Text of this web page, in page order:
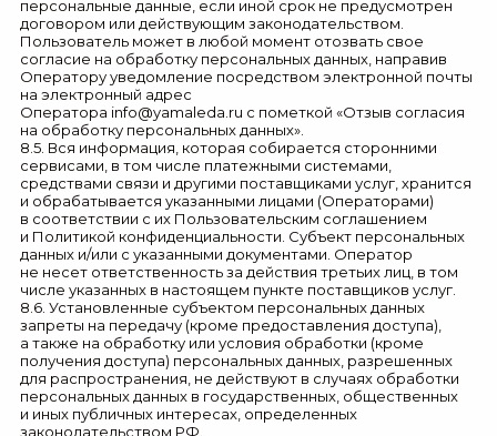
персональные данные, если иной срок не предусмотрен
договором или действующим законодательством.
Пользователь может в любой момент отозвать свое
согласие на обработку персональных данных, направив
Оператору уведомление посредством электронной почты
на электронный адрес
Оператора info@yamaleda.ru с пометкой «Отзыв согласия
на обработку персональных данных».
8.5. Вся информация, которая собирается сторонними
сервисами, в том числе платежными системами,
средствами связи и другими поставщиками услуг, хранится
и обрабатывается указанными лицами (Операторами)
в соответствии с их Пользовательским соглашением
и Политикой конфиденциальности. Субъект персональных
данных и/или с указанными документами. Оператор
не несет ответственность за действия третьих лиц, в том
числе указанных в настоящем пункте поставщиков услуг.
8.6. Установленные субъектом персональных данных
запреты на передачу (кроме предоставления доступа),
а также на обработку или условия обработки (кроме
получения доступа) персональных данных, разрешенных
для распространения, не действуют в случаях обработки
персональных данных в государственных, общественных
и иных публичных интересах, определенных
законодательством РФ.